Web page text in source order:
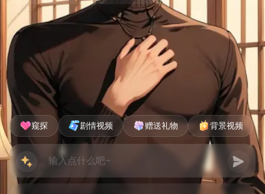
窥探 剧情视频 赠送礼物 背景视频